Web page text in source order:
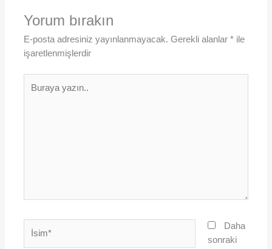
Yorum bırakın
E-posta adresiniz yayınlanmayacak. Gerekli alanlar* ile
işaretlenmişlerdir
yazın..
Daha
sonraki